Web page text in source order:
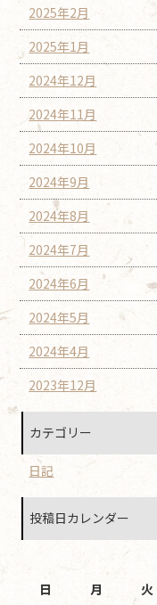
2025年2月
2025年1月
2024年12月
2024年11月
2024年10月
2024年9月
2024年8月
2024年7月
2024年6月
2024年5月
2024年4月
2023年12月
カテゴリー
日記
投稿日カレンダー
日
月 火